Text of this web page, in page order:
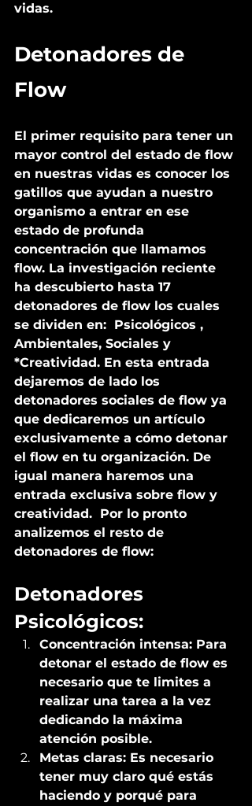
vidas.
Detonadores de
Flow
El primer requisito para tener un
mayor control del estado de flow
en nuestras vidas es conocer los
gatillos que ayudan a nuestro
organismo a entrar en ese
estado de profunda
concentración que llamamos
flow. La investigación reciente
ha descubierto hasta 17
detonadores de flow los cuales
se dividen en:  Psicológicos ,
Ambientales, Sociales y
*Creatividad. En esta entrada
dejaremos de lado los
detonadores sociales de flow ya
que dedicaremos un artículo
exclusivamente a cómo detonar
el flow en tu organización. De
igual manera haremos una
entrada exclusiva sobre flow y
creatividad.  Por lo pronto
analizemos el resto de
detonadores de flow:
Detonadores
Psicológicos:
Concentración intensa: Para
detonar el estado de flow es
necesario que te limites a
realizar una tarea a la vez
dedicando la máxima
atención posible.
Metas claras: Es necesario
tener muy claro qué estás
haciendo y porqué para